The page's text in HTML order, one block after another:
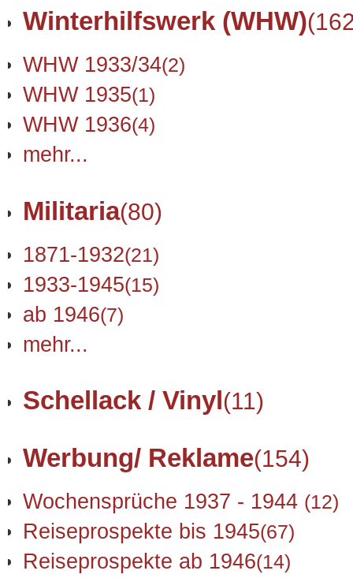
Winterhilfswerk (WHW)
WHW 1933/34(2)
WHW 1935(1)
WHW 1936(4)
mehr...
Militaria(80)
1871-1932(21)
1933-1945(15)
ab 1946(7)
mehr...
Schellack / Vinyl(11)
Werbung/ Reklame(154)
Wochensprüche 1937 - 1944 (12)
Reiseprospekte bis 1945(67)
Reiseprospekte ab 1946(14)